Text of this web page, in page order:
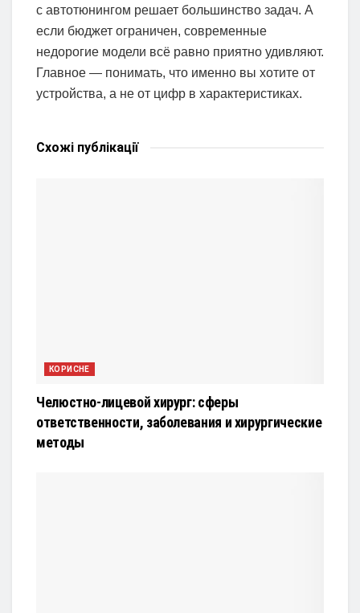
с автотюнингом решает большинство задач. А
если бюджет ограничен, современные
недорогие модели всё равно приятно удивляют.
Главное — понимать, что именно вы хотите от
устройства, а не от цифр в характеристиках.
Схожі публікації
КОРИСНЕ
Челюстно-лицевой хирург: сферы
ответственности, заболевания и хирургические
методы